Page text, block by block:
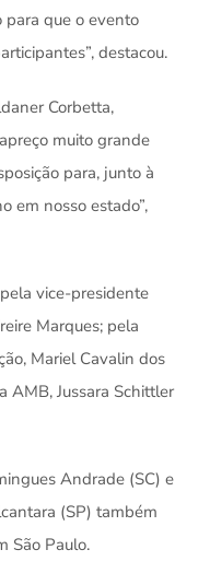
para que o evento
destacou.
Corbetta,
muito grande
para, junto à
em nosso estado”,
vice-presidente
Marques; pela
Mariel Cavalin dos
AMB, Jussara Schittler
Andrade (SC) e
(SP) também
São Paulo.